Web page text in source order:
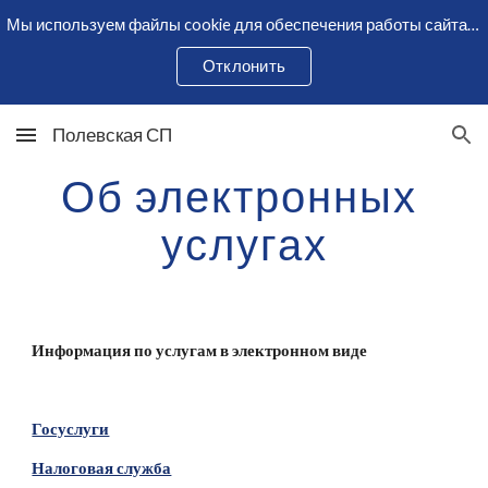
Skip to main content Skip to navigation
Мы используем файлы cookie для обеспечения работы сайта и сбора статистики. Оставаясь на сайте, вы соглашаетесь с использованием cookie.
Отклонить
Полевская СП
Об электронных
услугах
Информация по услугам в электронном виде
Госуслуги
Налоговая служба